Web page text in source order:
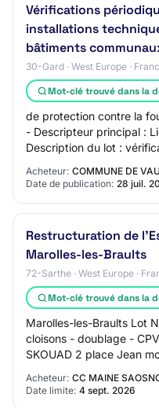
Vérifications
installations
bâtiments
30-Gard · West Europe ·
Mot-clé trouvé dans la
de protection contre la
- Descripteur principal :
Description du lot :
Acheteur: COMMUNE DE
Date de publication: 28 juil.
Restructuration de
Marolles-les-Braults
72-Sarthe · West Europe ·
Mot-clé trouvé dans la
Marolles-les-Braults Lot
cloisons - doublage -
SKOUAD 2 place Jean
Acheteur: CC MAINE
Date limite: 4 sept. 2026